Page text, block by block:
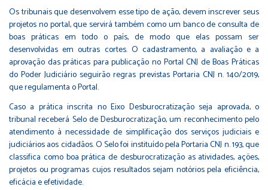
Os tribunais que desenvolvem esse tipo de ação, devem inscrever seus
projetos no portal, que servirá também como um banco de consulta de
boas práticas em todo o país, de modo que elas possam ser
desenvolvidas em outras cortes. O cadastramento, a avaliação e a
aprovação das práticas para publicação no Portal CNJ de Boas Práticas
do Poder Judiciário seguirão regras previstas Portaria CNJ n. 140/2019,
que regulamenta o Portal.
Caso a prática inscrita no Eixo Desburocratização seja aprovada, o
tribunal receberá Selo de Desburocratização, um reconhecimento pelo
atendimento à necessidade de simplificação dos serviços judiciais e
judiciários aos cidadãos. O Selo foi instituído pelaPortaria CNJ n. 193, que
classifica como boa prática de desburocratização as atividades, ações,
projetos ou programas cujos resultados sejam notórios pela eficiência,
eficácia e efetividade.